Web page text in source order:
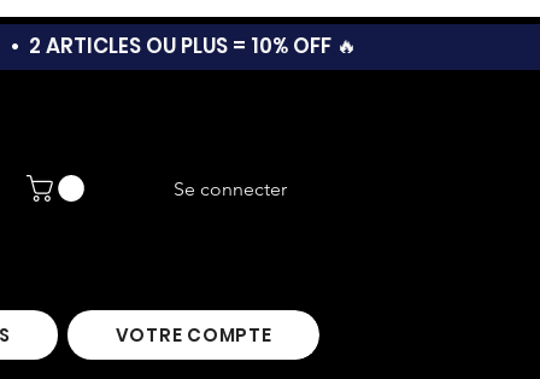
• 2 ARTICLES OU PLUS = 10% OFF 🔥
Se connecter
VOTRE COMPTE